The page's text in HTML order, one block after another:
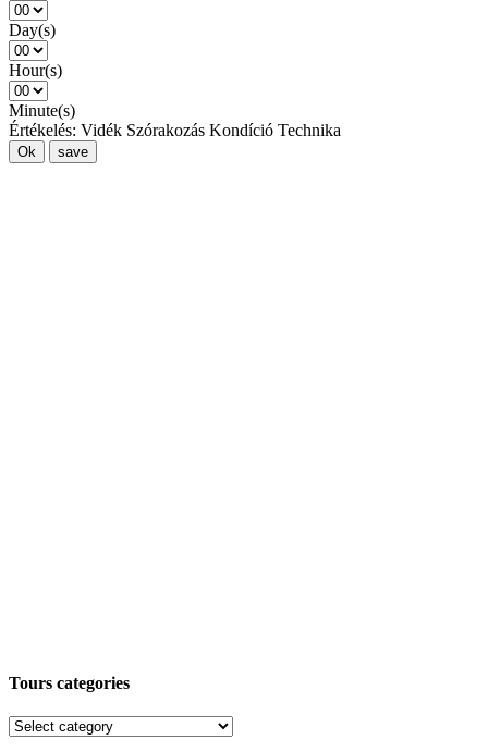
Day(s)
Hour(s)
Minute(s)
Értékelés: Vidék Szórakozás Kondíció Technika
Ok save
Tours categories